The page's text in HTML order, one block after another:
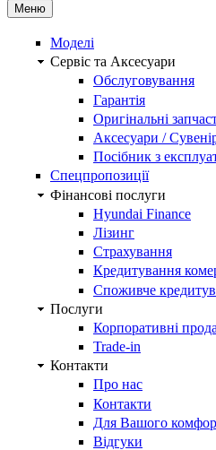
Меню
Моделі
Сервіс та Аксесуари
Обслуговування
Гарантія
Оригінальні
Аксесуари /
Посібник з
Спецпропозиції
Фінансові послуги
Hyundai Finance
Лізинг
Страхування
Кредитування
Споживче
Послуги
Корпоративні
Trade-in
Контакти
Про нас
Контакти
Для Вашого
Відгуки